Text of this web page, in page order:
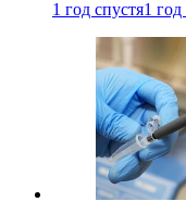
1 год спустя1 год